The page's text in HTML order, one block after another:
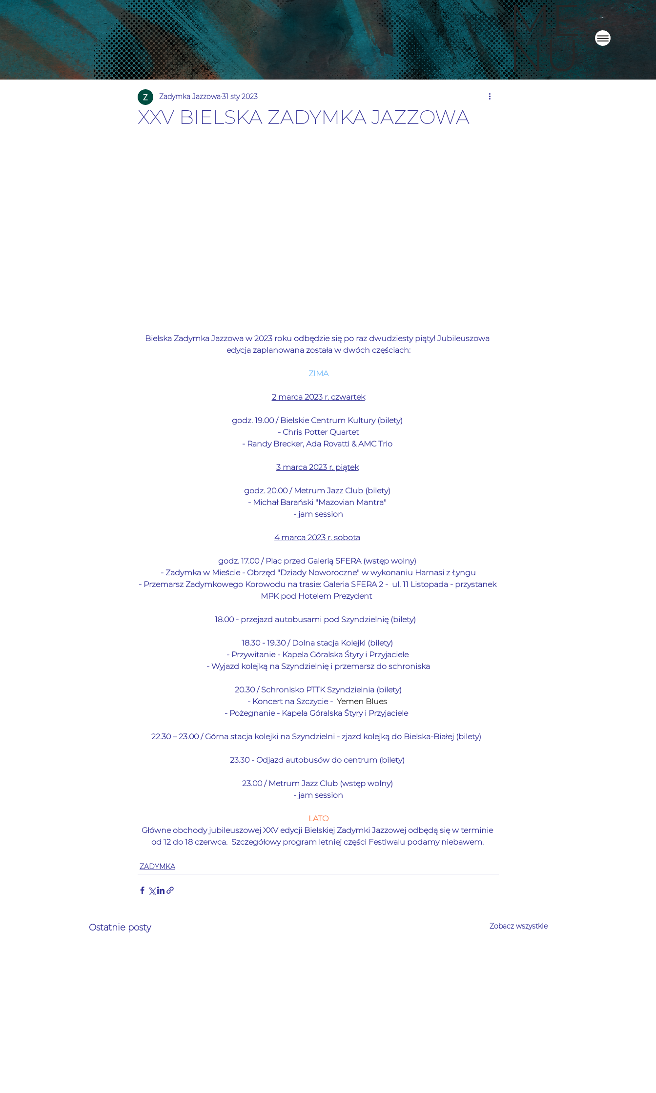
ME
NU
XXV BIELSKA ZADYMKA JAZZOWA
Zadymka Jazzowa31 sty 2023
Bielska Zadymka Jazzowa w 2023 roku odbędzie się po raz dwudziesty piąty! Jubileuszowa
edycja zaplanowana została w dwóch częściach:
ZIMA
2 marca 2023 r. czwartek
godz. 19.00 / Bielskie Centrum Kultury (bilety)
- Chris Potter Quartet
- Randy Brecker, Ada Rovatti & AMC Trio
3 marca 2023 r. piątek
godz. 20.00 / Metrum Jazz Club (bilety)
- Michał Barański "Mazovian Mantra"
- jam session
4 marca 2023 r. sobota
godz. 17.00 / Plac przed Galerią SFERA (wstęp wolny)
- Zadymka w Mieście - Obrzęd "Dziady Noworoczne" w wykonaniu Harnasi z Łyngu
- Przemarsz Zadymkowego Korowodu na trasie: Galeria SFERA 2 -  ul. 11 Listopada - przystanek
MPK pod Hotelem Prezydent
18.00 - przejazd autobusami pod Szyndzielnię (bilety)
18.30 - 19.30 / Dolna stacja Kolejki (bilety)
- Przywitanie - Kapela Góralska Śtyry i Przyjaciele
- Wyjazd kolejką na Szyndzielnię i przemarsz do schroniska
20.30 / Schronisko PTTK Szyndzielnia (bilety)
- Koncert na Szczycie - Yemen Blues
- Pożegnanie - Kapela Góralska Śtyry i Przyjaciele
22.30 – 23.00 / Górna stacja kolejki na Szyndzielni - zjazd kolejką do Bielska-Białej (bilety)
23.30 - Odjazd autobusów do centrum (bilety)
23.00 / Metrum Jazz Club (wstęp wolny)
- jam session
LATO
Główne obchody jubileuszowej XXV edycji Bielskiej Zadymki Jazzowej odbędą się w terminie
od 12 do 18 czerwca.  Szczegółowy program letniej części Festiwalu podamy niebawem.
ZADYMKA
Ostatnie posty Zobacz wszystkie